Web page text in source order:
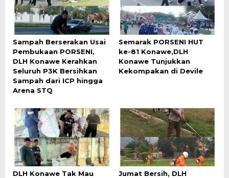
Sampah Berserakan Usai
Pembukaan PORSENI,
DLH Konawe Kerahkan
Seluruh P3K Bersihkan
Sampah dari ICP hingga
Arena STQ
Semarak PORSENI HUT
ke-81 Konawe,DLH
Konawe Tunjukkan
Kekompakan di Devile
DLH Konawe Tak Mau
Jumat Bersih, DLH